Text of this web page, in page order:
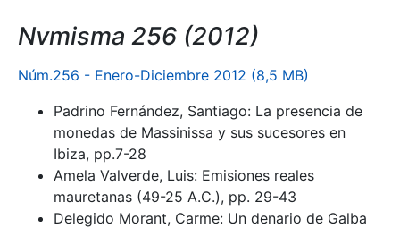
Nvmisma 256 (2012)
Núm.256 - Enero-Diciembre 2012 (8,5 MB)
Padrino Fernández, Santiago: La presencia de
monedas de Massinissa y sus sucesores en
Ibiza, pp.7-28
Amela Valverde, Luis: Emisiones reales
mauretanas (49-25 A.C.), pp. 29-43
Delegido Morant, Carme: Un denario de Galba